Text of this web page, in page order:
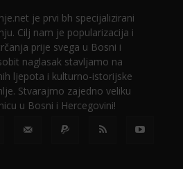
je prvi bh specijalizirani
Cilj nam je popularizacija i
prije svega u Bosni i
naglasak stavljamo na
ljepota i kulturno-istorijske
Stvarajmo zajedno veliku
u Bosni i Hercegovini!